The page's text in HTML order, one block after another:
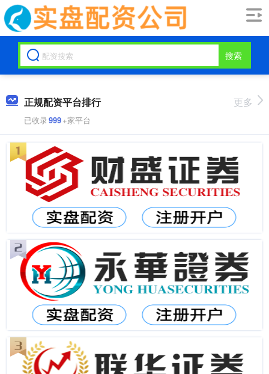
搜索
正规配资平台排行
已收录999+家平台
更多